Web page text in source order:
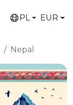
PL EUR
Nepal